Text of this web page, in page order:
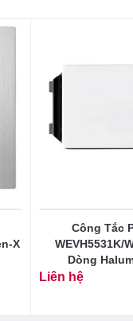
X
Công Tắc
WEVH5531K/
Dòng
Liên hệ